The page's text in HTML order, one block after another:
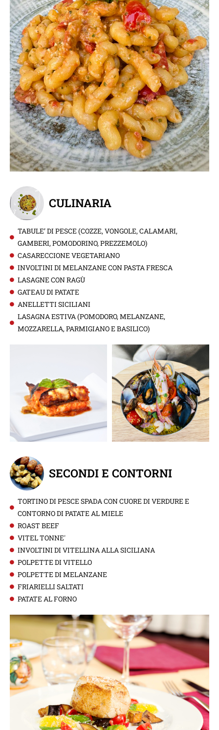
CULINARIA
TABULE’ DI PESCE (COZZE, VONGOLE, CALAMARI,
GAMBERI, POMODORINO, PREZZEMOLO)
CASARECCIONE VEGETARIANO
INVOLTINI DI MELANZANE CON PASTA FRESCA
LASAGNE CON RAGÙ
GATEAU DI PATATE
ANELLETTI SICILIANI
LASAGNA ESTIVA (POMODORO, MELANZANE,
MOZZARELLA, PARMIGIANO E BASILICO)
SECONDI E CONTORNI
TORTINO DI PESCE SPADA CON CUORE DI VERDURE E
CONTORNO DI PATATE AL MIELE
ROAST BEEF
VITEL TONNE'
INVOLTINI DI VITELLINA ALLA SICILIANA
POLPETTE DI VITELLO
POLPETTE DI MELANZANE
FRIARIELLI SALTATI
PATATE AL FORNO